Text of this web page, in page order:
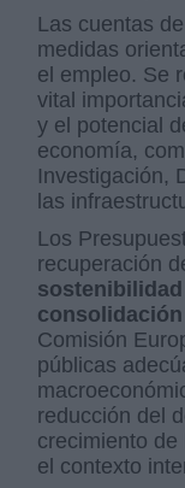
Las cuentas
medidas
el empleo. Se
vital
y el potencial
economía,
Investigación,
las
Los
recuperación
Comisión
públicas
reducción del
crecimiento
el contexto